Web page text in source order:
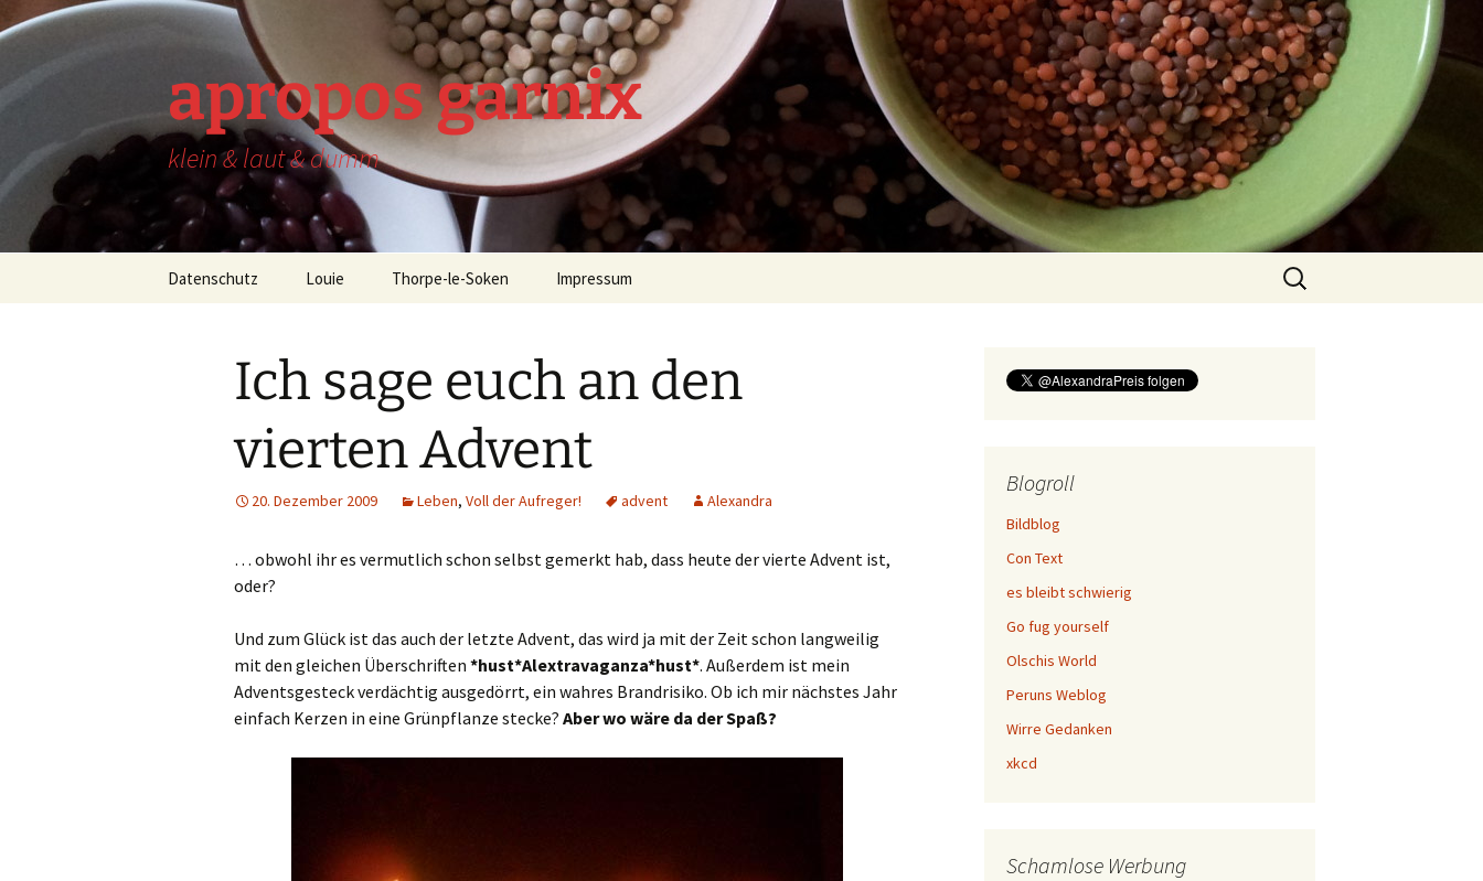
Zum
Inhalt
springen
apropos garnix
klein & laut & dumm
Datenschutz Louie Thorpe-le-Soken Impressum
Suchen
nach:
Ich sage euch an den
vierten Advent
20. Dezember 2009 Leben, Voll der Aufreger! advent Alexandra
… obwohl ihr es vermutlich schon selbst gemerkt hab, dass heute der vierte Advent ist,
oder?
Und zum Glück ist das auch der letzte Advent, das wird ja mit der Zeit schon langweilig
mit den gleichen Überschriften *hust*Alextravaganza*hust*. Außerdem ist mein
Adventsgesteck verdächtig ausgedörrt, ein wahres Brandrisiko. Ob ich mir nächstes Jahr
einfach Kerzen in eine Grünpflanze stecke? Aber wo wäre da der Spaß?
Blogroll
Bildblog
Con Text
es bleibt schwierig
Go fug yourself
Olschis World
Peruns Weblog
Wirre Gedanken
xkcd
Schamlose Werbung